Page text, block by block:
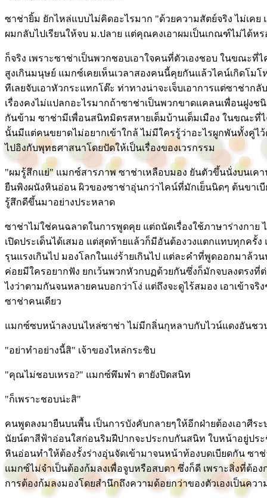
ซาช่ายิ้ม ยักไหล่แบบไม่คิดอะไรมาก "ด้วยความสัตย์จริง ไม่เค
ผมกลับไปเรียนให้จบ ม.ปลาย แต่คุณคงเอาผมเป็นเกณฑ์ไม่ได้ห
ก็จริง เพราะซาช่าเป็นพวกชอบเอาใจคนที่ตัวเองชอบ ในขณะ
สูงเกินมนุษย์ แมกซ์เคยเห็นเวลาสองคนนี้คุยกันแล้วไคน์เกิดโม
ทีเลยจับเอาหัวกระแทกโต๊ะ ท่าทางน่าจะเจ็บเอาการแต่ซาช่า
เรื่องคงไม่แปลกอะไรมากถ้าซาช่าเป็นพวกขาดแคลนเพื่อนฝูง
กันข้าม ซาช่ามีเพื่อนสนิทมิตรสหายเต็มบ้านเต็มเมือง ในขณะที่
นั้นมีแต่คนขยาดไม่อยากเข้าใกล้ ไม่มีใครรู้ว่าอะไรผูกพันทั้งคู่ไ
ไปอิงกับพุทธศาสนาโดยปัดให้เป็นเรื่องของเวรกรรม
"ผมรู้สึกแย่" แมกซ์สารภาพ ซาช่าเหลือบมอง ยันตัวขึ้นนั่งบนเค
ยืนพิงผนังหินอ่อน ผิวของซาช่าอุ่นกว่าไคน์ที่มักเย็นนิดๆ ต้นขาเ
รู้สึกดีขึ้นมาอย่างประหลาด
ซาช่าไม่ใช่คนฉลาดในการพูดคุย แต่ถนัดเรื่องใช้ภาษาร่างกา
เปิดประเด็นได้เสมอ แต่สุดท้ายแล้วก็มีอันต้องวงแตกแทบทุกครั้
รุนแรงเกินไป มองโลกในแง่ร้ายเกินไป แต่ละคำที่พูดออกมาล้
ค่อยมีใครอยากฟัง ยกเว้นพวกหัวกบฏด้วยกันซึ่งก็มักจบลงตรงที่
ไงว่าตามกันจนหลายคนบอกว่าโง่ แต่ถึงจะดูไร้สมอง เอาเข้า
ซาช่าคนเดียว
แมกซ์ซบหน้าลงบนไหล่ซาช่า ไม่มีกลิ่นกุหลาบกับไวน์แดงอันชว
"อย่าทำอย่างนี้สิ" เจ้าของไหล่กระซิบ
"คุณไม่ชอบเหรอ?" แมกซ์พึมพำ ตายังปิดสนิท
"ก็เพราะชอบน่ะสิ"
คนพูดลงมายืนบนพื้น เป็นการบังคับกลายๆให้อีกฝ่ายต้องเอาศีร
นัยน์ตาสีฟ้าอ่อนใสก่อนริมฝีปากจะประกบกันสนิท ใบหน้าอยู่ปร
หินอ่อนทำให้ต้องรั้งร่างอุ่นจัดเข้ามาจนหน้าท้องบดเบียดกัน ซาช่
แมกซ์ไม่จำเป็นต้องก้มลงเพื่อจูบหรือสบตา ซึ่งก็ดี เพราะสิ่งที่ต้อ
การต้องก้มลงมองโดยสำนึกถึงความด้อยกว่าของตัวเองเป็นคว